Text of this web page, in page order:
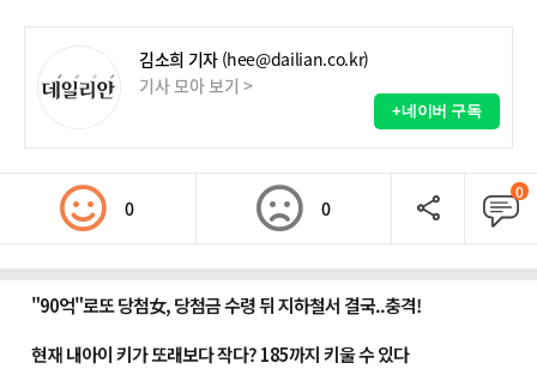
김소희 기자 (hee@dailian.co.kr)
기사 모아 보기 >
+네이버 구독
0 0
0